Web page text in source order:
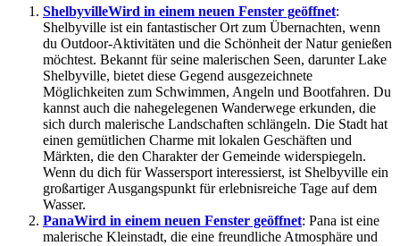
ShelbyvilleWird in einem neuen Fenster geöffnet:
Shelbyville ist ein fantastischer Ort zum Übernachten, wenn
du Outdoor-Aktivitäten und die Schönheit der Natur genießen
möchtest. Bekannt für seine malerischen Seen, darunter Lake
Shelbyville, bietet diese Gegend ausgezeichnete
Möglichkeiten zum Schwimmen, Angeln und Bootfahren. Du
kannst auch die nahegelegenen Wanderwege erkunden, die
sich durch malerische Landschaften schlängeln. Die Stadt hat
einen gemütlichen Charme mit lokalen Geschäften und
Märkten, die den Charakter der Gemeinde widerspiegeln.
Wenn du dich für Wassersport interessierst, ist Shelbyville ein
großartiger Ausgangspunkt für erlebnisreiche Tage auf dem
Wasser.
PanaWird in einem neuen Fenster geöffnet: Pana ist eine
malerische Kleinstadt, die eine freundliche Atmosphäre und